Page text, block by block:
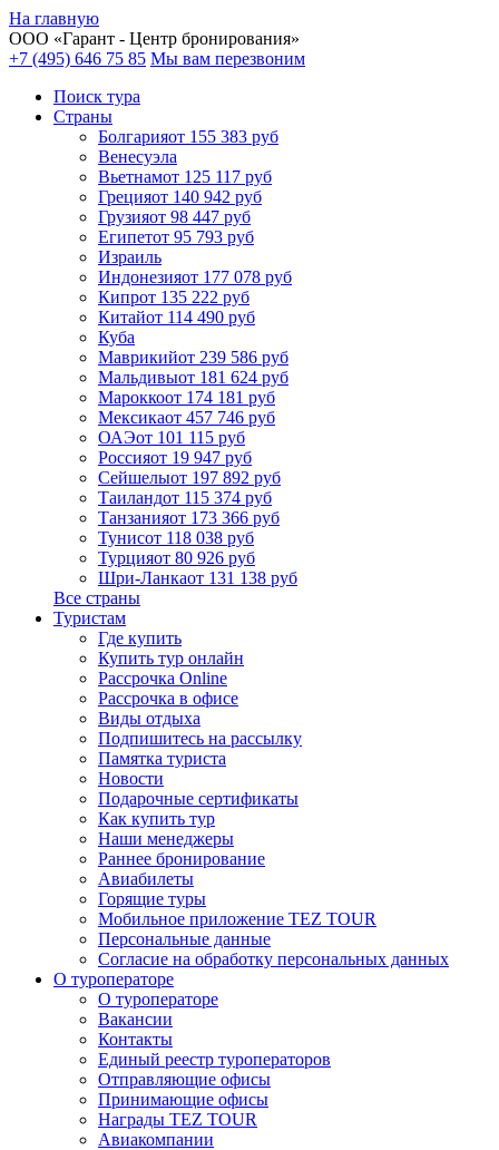
На главную
ООО «Гарант - Центр бронирования»
+7 (495) 646 75 85 Мы вам перезвоним
Поиск тура
Cтраны
Болгарияот 155 383 руб
Венесуэла
Вьетнамот 125 117 руб
Грецияот 140 942 руб
Грузияот 98 447 руб
Египетот 95 793 руб
Израиль
Индонезияот 177 078 руб
Кипрот 135 222 руб
Китайот 114 490 руб
Куба
Маврикийот 239 586 руб
Мальдивыот 181 624 руб
Мароккоот 174 181 руб
Мексикаот 457 746 руб
ОАЭот 101 115 руб
Россияот 19 947 руб
Сейшелыот 197 892 руб
Таиландот 115 374 руб
Танзанияот 173 366 руб
Тунисот 118 038 руб
Турцияот 80 926 руб
Шри-Ланкаот 131 138 руб
Все страны
Туристам
Где купить
Купить тур онлайн
Рассрочка Online
Рассрочка в офисе
Виды отдыха
Подпишитесь на рассылку
Памятка туриста
Новости
Подарочные сертификаты
Как купить тур
Наши менеджеры
Раннее бронирование
Авиабилеты
Горящие туры
Мобильное приложение TEZ TOUR
Персональные данные
Согласие на обработку персональных данных
О туроператоре
О туроператоре
Вакансии
Контакты
Единый реестр туроператоров
Отправляющие офисы
Принимающие офисы
Награды TEZ TOUR
Авиакомпании